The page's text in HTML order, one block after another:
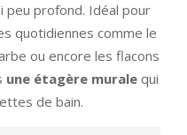
peu profond. Idéal pour
quotidiennes comme le
ou encore les flacons
une étagère murale qui
de bain.